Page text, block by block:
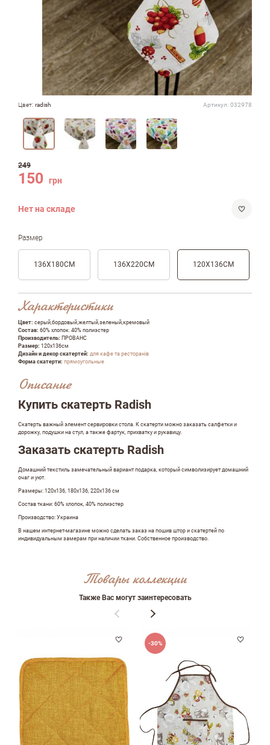
Цвет: radish Артикул: 032978
249
150 грн
Нет на складе
Размер
136Х180СМ 136Х220СМ 120Х136СМ
Характеристики
Цвет: серый,бордовый,желтый,зеленый,кремовый
Состав: 60% хлопок. 40% полиэстер
Производитель: ПРОВАНС
Размер: 120х136см
Дизайн и декор скатертей: для кафе та ресторанів
Форма скатерти: прямоугольные
Описание
Купить скатерть Radish
Скатерть важный элемент сервировки стола. К скатерти можно заказать салфетки и
дорожку, подушки на стул, а также фартук, прихватку и рукавицу.
Заказать скатерть Radish
Домашний текстиль замечательный вариант подарка, который символизирует домашний
очаг и уют.
Размеры: 120х136, 180х136, 220х136 см
Состав ткани: 60% хлопок, 40% полиэстер
Производство: Украина
В нашем интернет-магазине можно сделать заказ на пошив штор и скатертей по
индивидуальным замерам при наличии ткани. Собственное производство.
Товары коллекции
Также Вас могут заинтересовать
-30%
Оставить отзыв
email
Комментарий